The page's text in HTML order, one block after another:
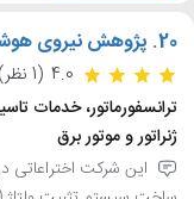
20. پژوهش نیروی
4.0 (1 نظر)
ترانسفورماتور، خدمات
ژنراتور و موتور برق
این شرکت اختراعاتی